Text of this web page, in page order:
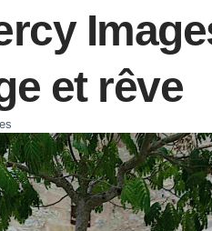
et rêve